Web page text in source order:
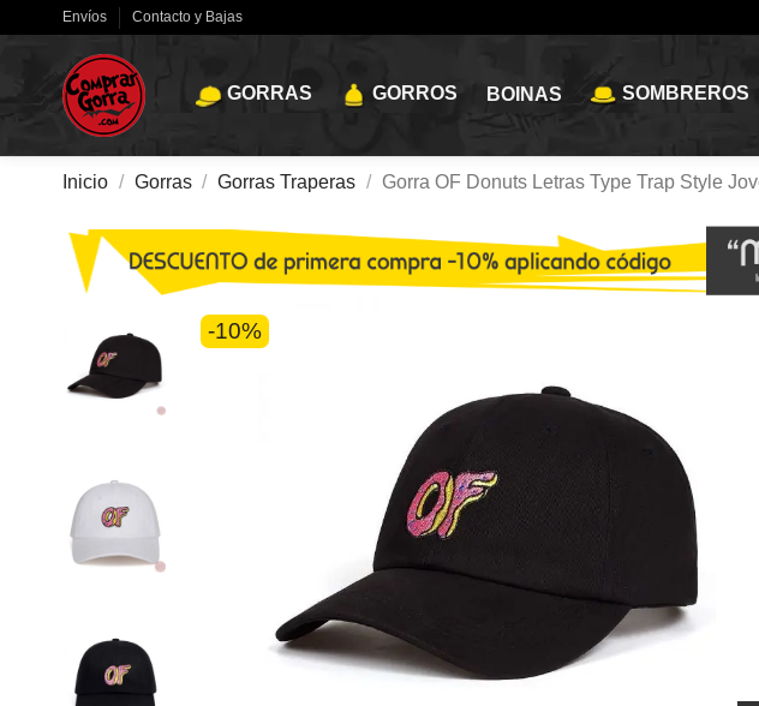
Envíos Contacto y Bajas
GORRAS GORROS BOINAS SOMBREROS
Inicio Gorras Gorras Traperas Gorra OF Donuts Letras Type Trap Style
-10%